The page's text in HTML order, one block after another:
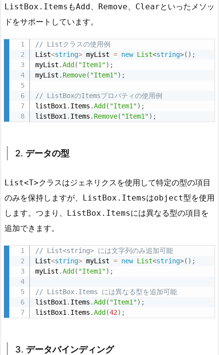
状
態
設
3.
3.
B
デ
ー
タ
イ
ン
デ
ィ
ン
グ
4.
ListBox.Items もAdd 、 Remove、 Clearといったメソッ
ドをサポートしています。
// Listクラスの使用例
List<string> myList = new List<string>( ) ;
myList .Add ( "Item1") ;
myList . Remove( "Item1") ;
// ListBoxのItemsプロパティの使用例
listBox1 . Items .Add ( "Item1") ;
listBox1 . Items . Remove( "Item1") ;
2. データの型
List<T>クラスはジェネリクスを使用して特定の型の項目
のみを保持しますが、 ListBox.Itemsはobject型を使用
します。つまり、 ListBox.Itemsには異なる型の項目を
追加できます。
// List<string> には文字列のみ追加可能
List<string> myList = new List<string>( ) ;
myList .Add ( "Item1") ;
// ListBox.Items には異なる型を追加可能
listBox1 . Items .Add ( "Item1") ;
listBox1 . Items .Add (42) ;
3. データバインディング